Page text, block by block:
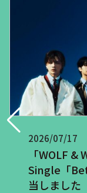
2026/07/17
「WOLF &
Single「
当しました